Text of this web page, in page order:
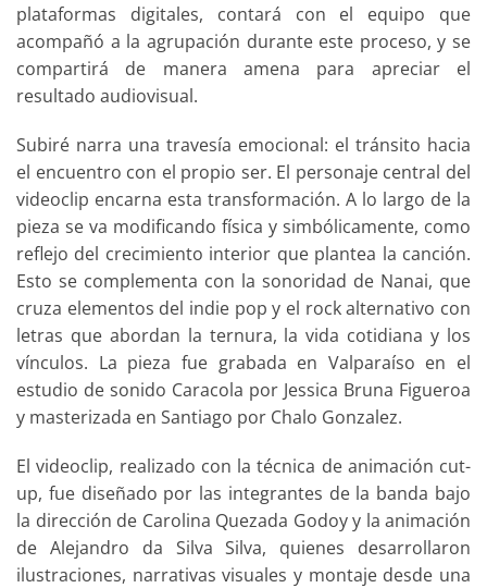
plataformas digitales, contará con el equipo que
acompañó a la agrupación durante este proceso, y se
compartirá de manera amena para apreciar el
resultado audiovisual.
Subiré narra una travesía emocional: el tránsito hacia
el encuentro con el propio ser. El personaje central del
videoclip encarna esta transformación. A lo largo de la
pieza se va modificando física y simbólicamente, como
reflejo del crecimiento interior que plantea la canción.
Esto se complementa con la sonoridad de Nanai, que
cruza elementos del indie pop y el rock alternativo con
letras que abordan la ternura, la vida cotidiana y los
vínculos. La pieza fue grabada en Valparaíso en el
estudio de sonido Caracola por Jessica Bruna Figueroa
y masterizada en Santiago por Chalo Gonzalez.
El videoclip, realizado con la técnica de animación cut-
up, fue diseñado por las integrantes de la banda bajo
la dirección de Carolina Quezada Godoy y la animación
de Alejandro da Silva Silva, quienes desarrollaron
ilustraciones, narrativas visuales y montaje desde una